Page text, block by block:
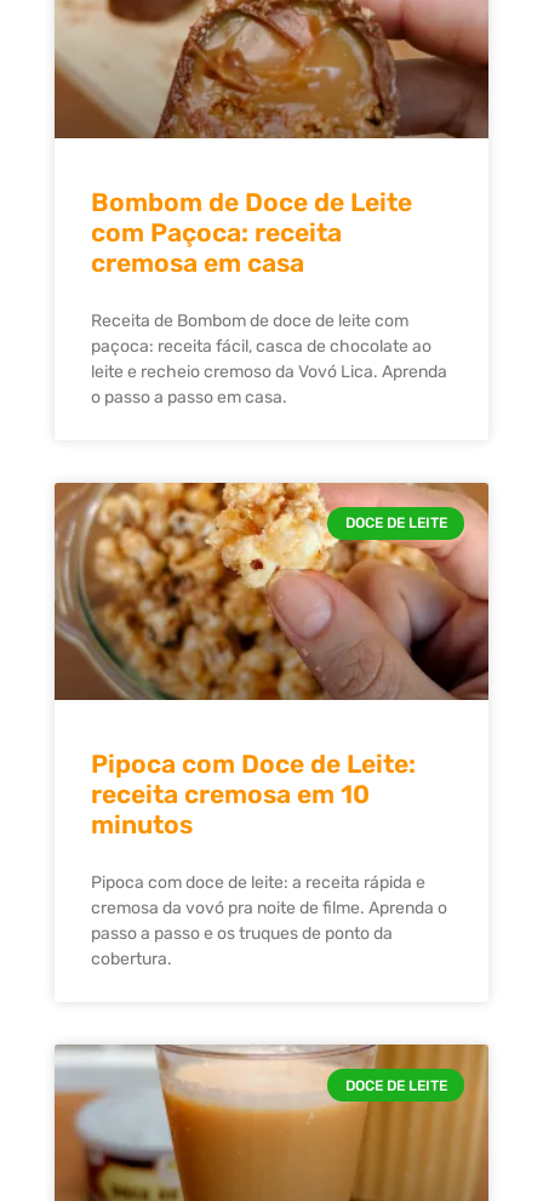
Bombom de Doce de Leite
com Paçoca: receita
cremosa em casa
Receita de Bombom de doce de leite com
paçoca: receita fácil, casca de chocolate ao
leite e recheio cremoso da Vovó Lica. Aprenda
o passo a passo em casa.
DOCE DE LEITE
Pipoca com Doce de Leite:
receita cremosa em 10
minutos
Pipoca com doce de leite: a receita rápida e
cremosa da vovó pra noite de filme. Aprenda o
passo a passo e os truques de ponto da
cobertura.
DOCE DE LEITE